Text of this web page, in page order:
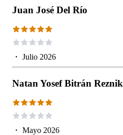
Juan José Del Río
・ Julio 2026
Natan Yosef Bitrán Reznik
・ Mayo 2026